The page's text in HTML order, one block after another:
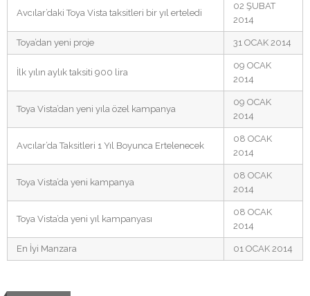
Avcılar’daki Toya Vista taksitleri bir yıl erteledi
02 ŞUBAT
2014
Toya’dan yeni proje 31 OCAK 2014
İlk yılın aylık taksiti 900 lira
09 OCAK
2014
Toya Vista’dan yeni yıla özel kampanya
09 OCAK
2014
Avcılar’da Taksitleri 1 Yıl Boyunca Ertelenecek
08 OCAK
2014
Toya Vista’da yeni kampanya
08 OCAK
2014
Toya Vista’da yeni yıl kampanyası
08 OCAK
2014
En İyi Manzara 01 OCAK 2014